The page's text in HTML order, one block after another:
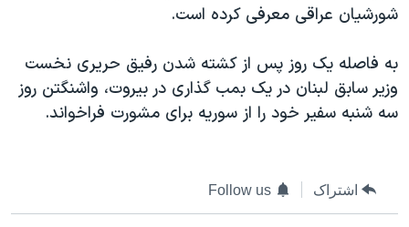
آرشیو پخش زنده
مجموعه مستندهای دادخواهی
تریبونال مردمی آبان ۹۸
دادگاه حمید نوری
چهل سال گروگان‌گیری
اعتراضات مردمی آبان ۹۸
اسرائیل در جنگ
شورشيان عراقی معرفی کرده است.
به فاصله يک روز پس از کشته شدن رفيق حريری نخست
وزير سابق لبنان در يک بمب گذاری در بيروت، واشنگتن روز
سه شنبه سفير خود را از سوريه برای مشورت فراخواند.
اشتراک Follow us